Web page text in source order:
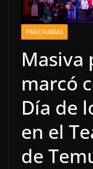
PANORAMAS
Masiva
marcó
Día de
en el
de